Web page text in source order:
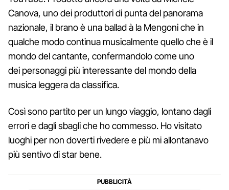
Canova, uno dei produttori di punta del panorama
nazionale, il brano è una ballad à la Mengoni che in
qualche modo continua musicalmente quello che è il
mondo del cantante, confermandolo come uno
dei personaggi più interessante del mondo della
musica leggera da classifica.
Così sono partito per un lungo viaggio, lontano dagli
errori e dagli sbagli che ho commesso. Ho visitato
luoghi per non doverti rivedere e più mi allontanavo
più sentivo di star bene.